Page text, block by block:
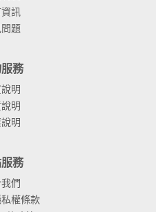
訊
題
務
明
明
明
務
們
權條款